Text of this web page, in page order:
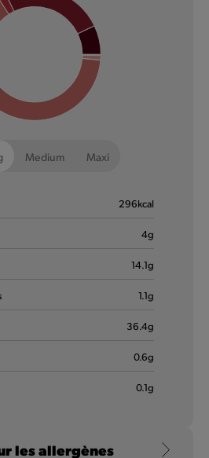
Dips
Medium Maxi
296kcal
4g
14.1g
1.1g
36.4g
0.6g
0.1g
les allergènes